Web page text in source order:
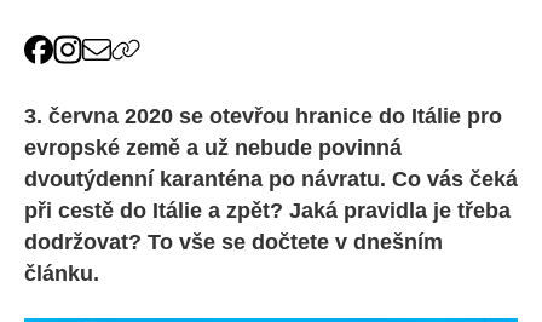
3. června 2020 se otevřou hranice do Itálie pro
evropské země a už nebude povinná
dvoutýdenní karanténa po návratu. Co vás čeká
při cestě do Itálie a zpět? Jaká pravidla je třeba
dodržovat? To vše se dočtete v dnešním
článku.